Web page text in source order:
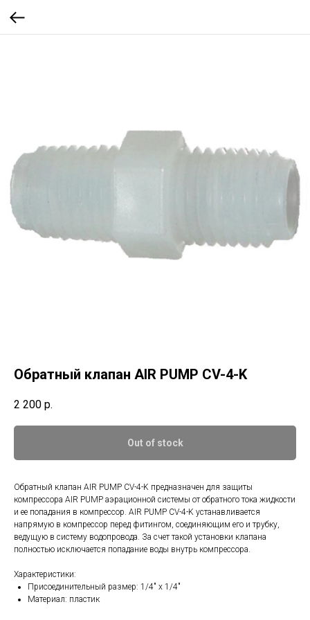
Обратный клапан AIR PUMP CV-4-K
2 200 р.
Out of stock
Обратный клапан AIR PUMP CV-4-K предназначен для защиты
компрессора AIR PUMP аэрационной системы от обратного тока жидкости
и ее попадания в компрессор. AIR PUMP CV-4-K устанавливается
напрямую в компрессор перед фитингом, соединяющим его и трубку,
ведущую в систему водопровода. За счет такой установки клапана
полностью исключается попадание воды внутрь компрессора.
Характеристики:
Присоединительный размер: 1/4" х 1/4"
Материал: пластик